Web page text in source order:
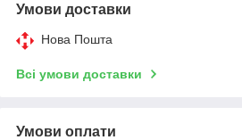
Умови доставки
Нова Пошта
Всі умови доставки
Умови оплати